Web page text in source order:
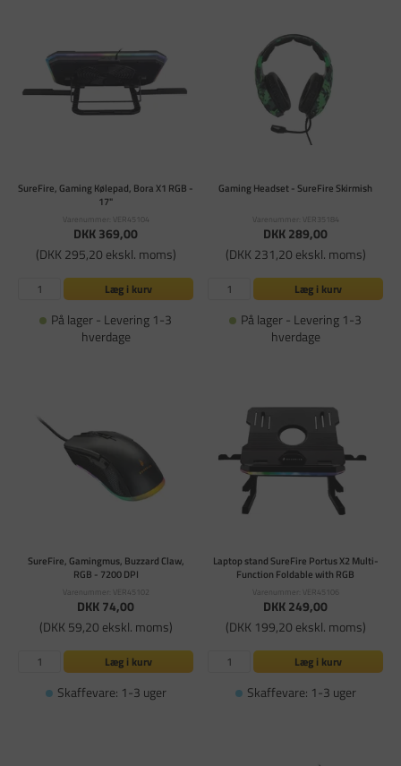
SureFire, Gaming Kølepad, Bora X1 RGB -
17"
Varenummer: VER45104
DKK 369,00
(DKK 295,20 ekskl. moms)
Læg i kurv
På lager - Levering 1-3
hverdage
Gaming Headset - SureFire Skirmish
Varenummer: VER35184
DKK 289,00
(DKK 231,20 ekskl. moms)
Læg i kurv
På lager - Levering 1-3
hverdage
SureFire, Gamingmus, Buzzard Claw,
RGB - 7200 DPI
Varenummer: VER45102
DKK 74,00
(DKK 59,20 ekskl. moms)
Læg i kurv
Skaffevare: 1-3 uger
Laptop stand SureFire Portus X2 Multi-
Function Foldable with RGB
Varenummer: VER45106
DKK 249,00
(DKK 199,20 ekskl. moms)
Læg i kurv
Skaffevare: 1-3 uger